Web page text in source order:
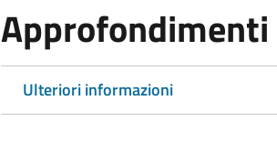
Approfondimenti
Ulteriori informazioni